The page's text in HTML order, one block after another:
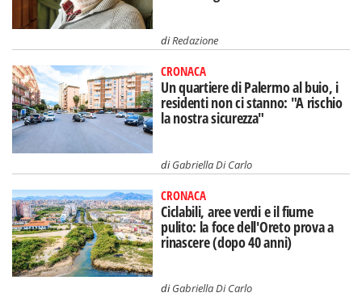
diRedazione
CRONACA
Un quartiere di Palermo al buio, i
residenti non ci stanno: "A rischio
la nostra sicurezza"
diGabriella Di Carlo
CRONACA
Ciclabili, aree verdi e il fiume
pulito: la foce dell'Oreto prova a
rinascere (dopo 40 anni)
diGabriella Di Carlo